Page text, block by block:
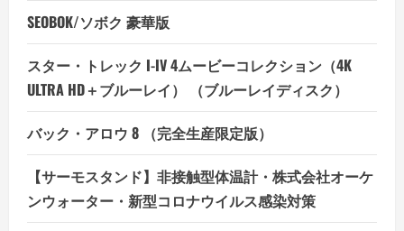
SEOBOK/ソボク 豪華版
スター・トレック I-IV 4ムービーコレクション（4K
ULTRA HD＋ブルーレイ） （ブルーレイディスク）
バック・アロウ 8 （完全生産限定版）
【サーモスタンド】非接触型体温計・株式会社オーケ
ンウォーター・新型コロナウイルス感染対策